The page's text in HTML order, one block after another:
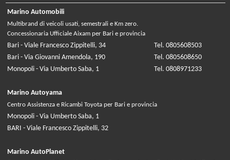
Marino Automobili
Multibrand di veicoli usati, semestrali e Km zero.
Concessionaria Ufficiale Aixam per Bari e provincia
Bari - Viale Francesco Zippitelli, 34
Tel. 0805608503
Bari - Via Giovanni Amendola, 190
Tel. 0805608650
Monopoli - Via Umberto Saba, 1
Tel. 0808971233
Marino Autoyama
Centro Assistenza e Ricambi Toyota per Bari e provincia
Monopoli - Via Umberto Saba, 1
BARI - Viale Francesco Zippitelli, 32
Marino AutoPlanet